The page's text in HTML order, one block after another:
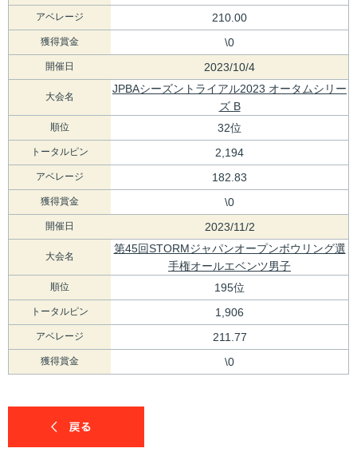
アベレージ 210.00
獲得賞金 \0
開催日 2023/10/4
大会名
JPBAシーズントライアル2023 オータムシリー
ズ B
順位 32位
トータルピン 2,194
アベレージ 182.83
獲得賞金 \0
開催日 2023/11/2
大会名
第45回STORMジャパンオープンボウリング選
手権オールエベンツ男子
順位 195位
トータルピン 1,906
アベレージ 211.77
獲得賞金 \0